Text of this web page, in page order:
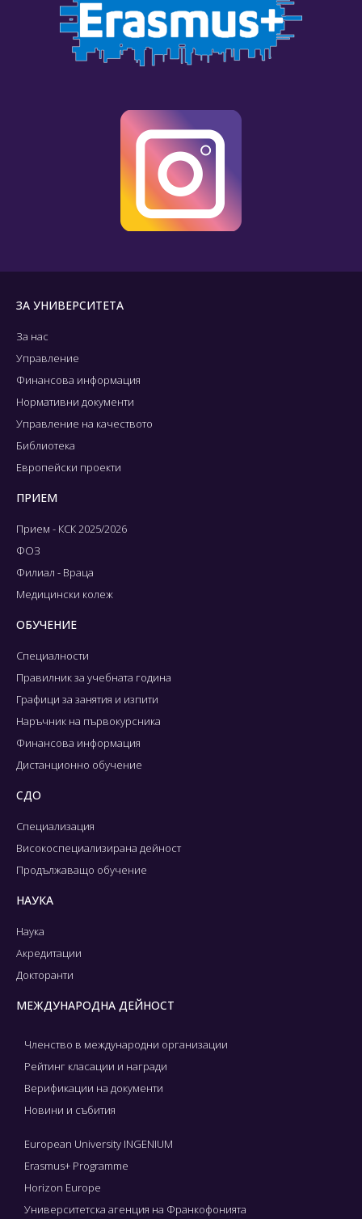
ЗА УНИВЕРСИТЕТА
За нас
Управление
Финансова информация
Нормативни документи
Управление на качеството
Библиотека
Европейски проекти
ПРИЕМ
Прием - КСК 2025/2026
ФОЗ
Филиал - Враца
Медицински колеж
ОБУЧЕНИЕ
Специалности
Правилник за учебната година
Графици за занятия и изпити
Наръчник на първокурсника
Финансова информация
Дистанционно обучение
СДО
Специализация
Високоспециализирана дейност
Продължаващо обучение
НАУКА
Наука
Акредитации
Докторанти
МЕЖДУНАРОДНА ДЕЙНОСТ
Членство в международни организации
Рейтинг класации и награди
Верификации на документи
Новини и събития
European University INGENIUM
Erasmus+ Programme
Horizon Europe
Университетска агенция на Франкофонията